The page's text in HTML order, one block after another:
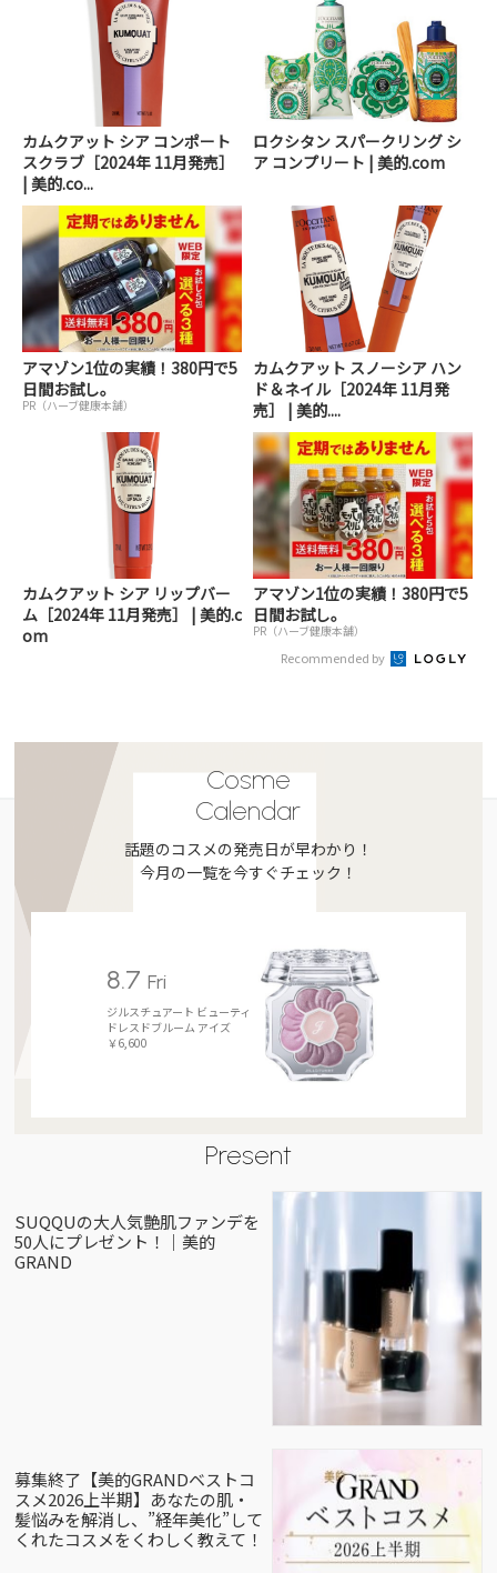
カムクアット シア コンポート
スクラブ［2024年 11月発売］
| 美的.co...
ロクシタン スパークリング シ
ア コンプリート | 美的.com
アマゾン1位の実績！380円で5
日間お試し。
PR（ハーブ健康本舗）
カムクアット スノーシア ハン
ド＆ネイル［2024年 11月発
売］ | 美的....
カムクアット シア リップバー
ム［2024年 11月発売］ | 美的.c
om
アマゾン1位の実績！380円で5
日間お試し。
PR（ハーブ健康本舗）
Recommended by
Cosme
Calendar
話題のコスメの発売日が早わかり！
今月の一覧を今すぐチェック！
8.7Fri
ジルスチュアート ビューティ
ドレスドブルーム アイズ
￥6,600
Present
SUQQUの大人気艶肌ファンデを
50人にプレゼント！｜美的
GRAND
募集終了【美的GRANDベストコ
スメ2026上半期】あなたの肌・
髪悩みを解消し、”経年美化”して
くれたコスメをくわしく教えて！